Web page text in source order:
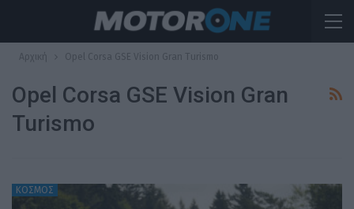
Αρχική Opel Corsa GSE Vision Gran Turismo
Opel Corsa GSE Vision Gran
Turismo
ΚΟΣΜΟΣ